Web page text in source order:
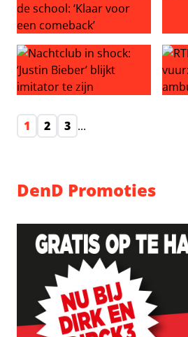
Exen Zoon Noorse
1
2 3 ...
DenD Promoties